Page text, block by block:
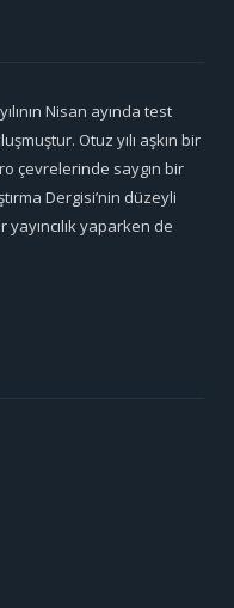
Nisan ayında test
Otuz yılı aşkın bir
çevrelerinde saygın bir
Dergisi’nin düzeyli
yaparken de